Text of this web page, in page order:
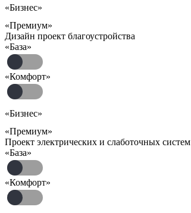
«Бизнес»
«Премиум»
Дизайн проект благоустройства
«База»
«Комфорт»
«Бизнес»
«Премиум»
Проект электрических и слаботочных систем
«База»
«Комфорт»